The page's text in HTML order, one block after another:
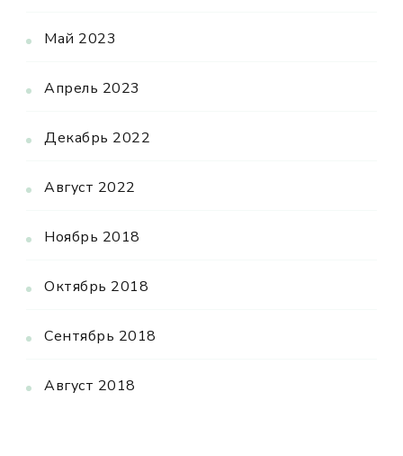
Май 2023
Апрель 2023
Декабрь 2022
Август 2022
Ноябрь 2018
Октябрь 2018
Сентябрь 2018
Август 2018